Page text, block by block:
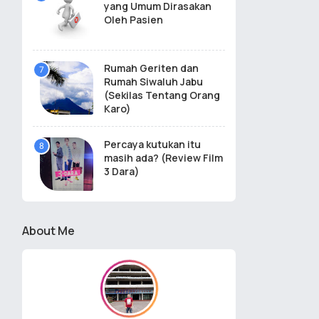
yang Umum Dirasakan
Oleh Pasien
Rumah Geriten dan
Rumah Siwaluh Jabu
(Sekilas Tentang Orang
Karo)
Percaya kutukan itu
masih ada? (Review Film
3 Dara)
About Me